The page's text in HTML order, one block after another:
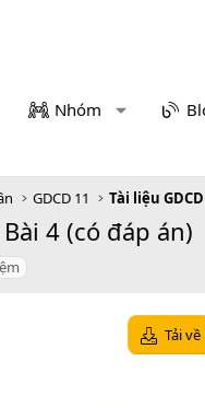
Nhóm
GDCD 11 Tài liệu GDCD
4 (có đáp án)
Tải về